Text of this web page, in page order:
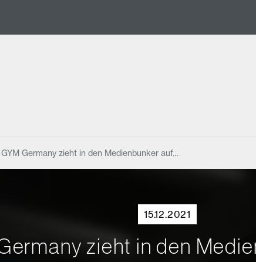
Germany zieht in den Medienbunker auf…
15.12.2021
zieht in den